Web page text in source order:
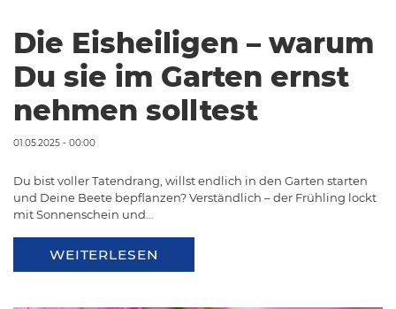
Die Eisheiligen – warum
Du sie im Garten ernst
nehmen solltest
01.05.2025 - 00:00
Du bist voller Tatendrang, willst endlich in den Garten starten
und Deine Beete bepflanzen? Verständlich – der Frühling lockt
mit Sonnenschein und…
WEITERLESEN